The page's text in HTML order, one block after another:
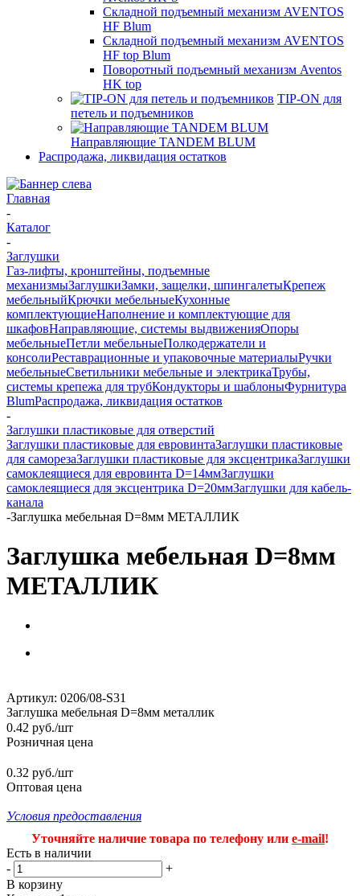
Складной подъемный механизм AVENTOS
HF Blum
Складной подъемный механизм AVENTOS
HF top Blum
Поворотный подъемный механизм Aventos
HK top
TIP-ON для
петель и подъемников
Направляющие TANDEM BLUM
Распродажа, ликвидация остатков
Главная
-
Каталог
-
Заглушки
Газ-лифты, кронштейны, подъемные
механизмыЗаглушкиЗамки, защелки, шпингалетыКрепеж
мебельныйКрючки мебельныеКухонные
комплектующиеНаполнение и комплектующие для
шкафовНаправляющие, системы выдвиженияОпоры
мебельныеПетли мебельныеПолкодержатели и
консолиРеставрационные и упаковочные материалыРучки
мебельныеСветильники мебельные и электрикаТрубы,
системы крепежа для трубКондукторы и шаблоныФурнитура
BlumРаспродажа, ликвидация остатков
-
Заглушки пластиковые для отверстий
Заглушки пластиковые для евровинтаЗаглушки пластиковые
для саморезаЗаглушки пластиковые для эксцентрикаЗаглушки
самоклеящиеся для евровинта D=14ммЗаглушки
самоклеящиеся для эксцентрика D=20ммЗаглушки для кабель-
канала
-Заглушка мебельная D=8мм МЕТАЛЛИК
Заглушка мебельная D=8мм
МЕТАЛЛИК
Артикул: 0206/08-S31
Заглушка мебельная D=8мм металлик
0.42 руб./шт
Розничная цена
0.32 руб./шт
Оптовая цена
Условия предоставления
Уточняйте наличие товара по телефону или e-mail!
Есть в наличии
-
+
В корзину